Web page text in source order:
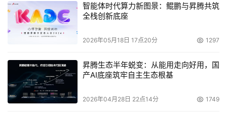
力、数据、大模型、应用场景、人工智能专业人才、算法登
记服务中心、数据资产交易中心等七大要素，打造“创业人
才聚合、服务产业创新、前沿技术支撑”三大平台，既为大
类大模型开发应用的“最后一公里”难题，通过深度融合大模
型技术与行业场景，精准赋能千行百业，助力各行业提升效
率、优化服务、创新模式，推动区域经济社会高质量发展。
智能体时代算力新图景：鲲鹏与昇腾共筑
全栈创新底座
2026年05月18日 17点20分 1297
昇腾生态半年蜕变：从能用走向好用，国
产AI底座筑牢自主生态根基
2026年04月28日 22点14分 1749